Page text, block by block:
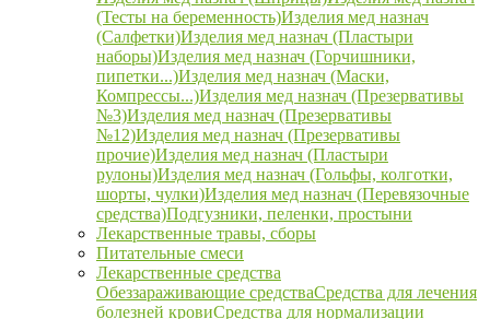
(Тесты на беременность)Изделия мед назнач
(Салфетки)Изделия мед назнач (Пластыри
наборы)Изделия мед назнач (Горчишники,
пипетки...)Изделия мед назнач (Маски,
Компрессы...)Изделия мед назнач (Презервативы
№3)Изделия мед назнач (Презервативы
№12)Изделия мед назнач (Презервативы
прочие)Изделия мед назнач (Пластыри
рулоны)Изделия мед назнач (Гольфы, колготки,
шорты, чулки)Изделия мед назнач (Перевязочные
средства)Подгузники, пеленки, простыни
Лекарственные травы, сборы
Питательные смеси
Лекарственные средства
Обеззараживающие средстваСредства для лечения
болезней кровиСредства для нормализации